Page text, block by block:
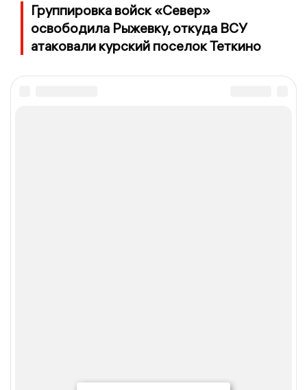
Группировка войск «Север»
освободила Рыжевку, откуда ВСУ
атаковали курский поселок Теткино